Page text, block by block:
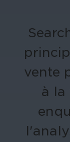
vente
à la